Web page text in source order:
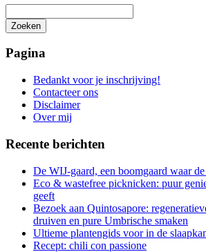
Zoeken
zoeken
Pagina
Bedankt voor je inschrijving!
Contacteer ons
Disclaimer
Over mij
Recente berichten
De WIJ-gaard, een boomgaard waar
Eco & wastefree picknicken: puur
geeft
Bezoek aan Quintosapore:
druiven en pure Umbrische smaken
Ultieme plantengids voor in de
Recept: chili con passione